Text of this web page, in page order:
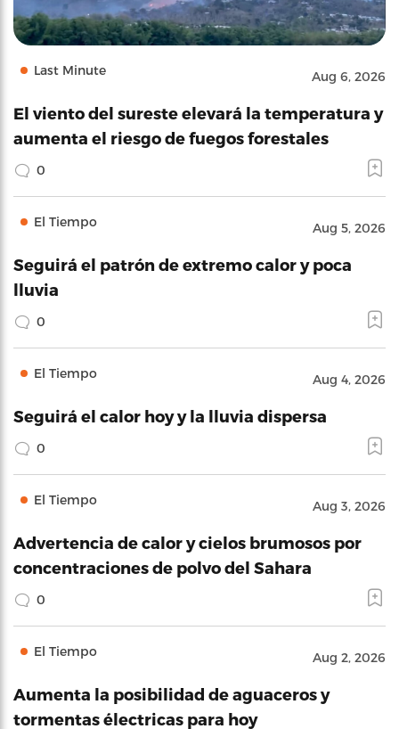
Last Minute Aug 6, 2026
El viento del sureste elevará la temperatura y
aumenta el riesgo de fuegos forestales
0
El Tiempo Aug 5, 2026
Seguirá el patrón de extremo calor y poca
lluvia
0
El Tiempo Aug 4, 2026
Seguirá el calor hoy y la lluvia dispersa
0
El Tiempo Aug 3, 2026
Advertencia de calor y cielos brumosos por
concentraciones de polvo del Sahara
0
El Tiempo Aug 2, 2026
Aumenta la posibilidad de aguaceros y
tormentas électricas para hoy